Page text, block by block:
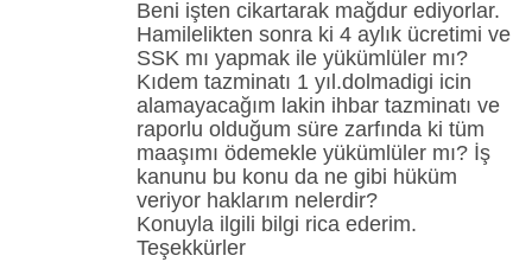
Beni işten cikartarak mağdur ediyorlar.
Hamilelikten sonra ki 4 aylık ücretimi ve
SSK mı yapmak ile yükümlüler mı?
Kıdem tazminatı 1 yıl.dolmadigi icin
alamayacağım lakin ihbar tazminatı ve
raporlu olduğum süre zarfında ki tüm
maaşımı ödemekle yükümlüler mı? İş
kanunu bu konu da ne gibi hüküm
veriyor haklarım nelerdir?
Konuyla ilgili bilgi rica ederim.
Teşekkürler